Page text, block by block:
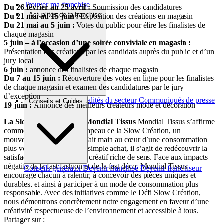
Trouver ma franchise
Actualités de la franchise
Brèves et actus Actualités du secteur Communiqués de presse
Interviews
Conseils et Guides
Conseils généraux Devenir franchisé Devenir franchiseur
Du 26 février au 25 avril : Soumission des candidatures
Du 21 mai au 15 juin :Exposition des créations en magasin
Du 21 mai au 5 juin : Votes du public pour élire les finalistes de
chaque magasin
5 juin – à l’occasion d’une soirée conviviale en magasin :
Présentation des créations par les candidats auprès du public et d’un
jury local
6 juin : annonce des finalistes de chaque magasin
Du 7 au 15 juin : Réouverture des votes en ligne pour les finalistes
de chaque magasin et examen des candidatures par le jury
d’exception
19 juin :Annonce des meilleurs créateurs mode et décoration
La Slow Création – par Mondial Tissus Mondial Tissus s’affirme
comme l’enseigne porte-drapeau de la Slow Création, un
mouvement qui replace le fait main au cœur d’une consommation
plus vertueuse. Plus qu’un simple achat, il s’agit de redécouvrir la
satisfaction d’un processus créatif riche de sens. Face aux impacts
négatifs de la fast fashion et de la fast déco, Mondial Tissus
encourage chacun à ralentir, à concevoir des pièces uniques et
durables, et ainsi à participer à un mode de consommation plus
responsable. Avec des initiatives comme le Défi Slow Création,
nous démontrons concrètement notre engagement en faveur d’une
créativité respectueuse de l’environnement et accessible à tous.
Partager sur :